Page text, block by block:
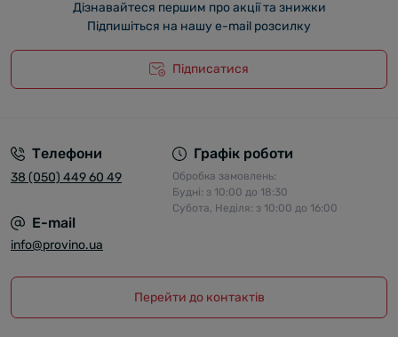
Дізнавайтеся першим про акції та знижки
Підпишіться на нашу e-mail розсилку
Підписатися
Телефони
38 (050) 449 60 49
Графік роботи
Обробка замовлень:
Будні: з 10:00 до 18:30
Субота, Неділя: з 10:00 до 16:00
E-mail
info@provino.ua
Перейти до контактів